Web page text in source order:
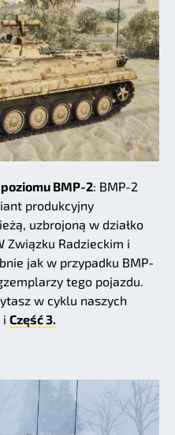
BMP-2: BMP-2
produkcyjny
uzbrojoną w działko
Związku Radzieckim i
jak w przypadku BMP-
tego pojazdu.
w cyklu naszych
i Część 3.